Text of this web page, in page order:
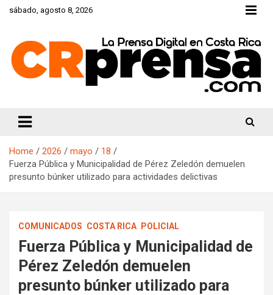
Skipsábado, agosto 8, 2026
Home 2026 mayo
18
Fuerza Pública y Municipalidad de Pérez Zeledón demuelen
presunto búnker utilizado para actividades delictivas
COMUNICADOS COSTA RICA POLICIAL
Fuerza Pública y Municipalidad de
Pérez Zeledón demuelen
presunto búnker utilizado para